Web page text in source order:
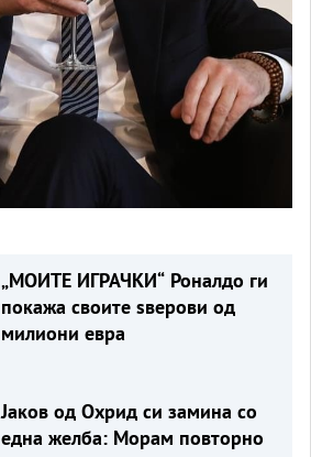
„МОИТЕ ИГРАЧКИ“ Роналдо ги
покажа своите ѕверови од
милиони евра
Јаков од Охрид си замина со
една желба: Морам повторно